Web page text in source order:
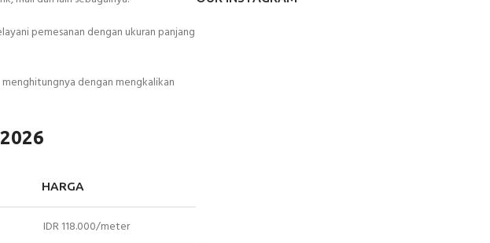
pemesanan dengan ukuran panjang
dengan mengkalikan
HARGA
IDR 118.000/meter